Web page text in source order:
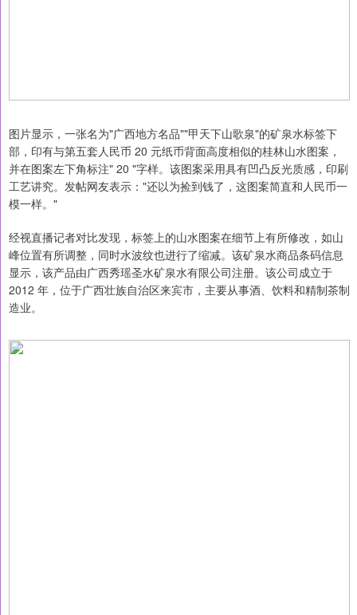
图片显示，一张名为"广西地方名品""甲天下山歌泉"的矿泉水标签下
部，印有与第五套人民币 20 元纸币背面高度相似的桂林山水图案，
并在图案左下角标注" 20 "字样。该图案采用具有凹凸反光质感，印刷
工艺讲究。发帖网友表示："还以为捡到钱了，这图案简直和人民币一
模一样。"
经视直播记者对比发现，标签上的山水图案在细节上有所修改，如山
峰位置有所调整，同时水波纹也进行了缩减。该矿泉水商品条码信息
显示，该产品由广西秀瑶圣水矿泉水有限公司注册。该公司成立于
2012 年，位于广西壮族自治区来宾市，主要从事酒、饮料和精制茶制
造业。